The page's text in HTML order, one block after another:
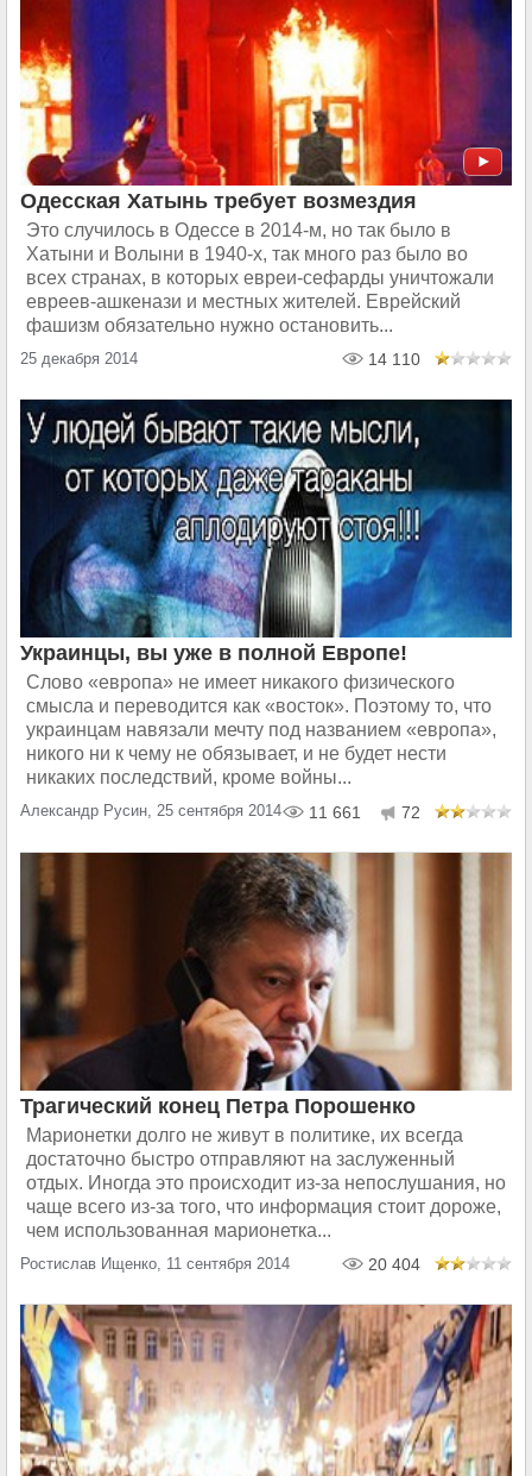
Одесская Хатынь требует возмездия
Это случилось в Одессе в 2014-м, но так было в
Хатыни и Волыни в 1940-х, так много раз было во
всех странах, в которых евреи-сефарды уничтожали
евреев-ашкенази и местных жителей. Еврейский
фашизм обязательно нужно остановить...
25 декабря 2014 14 110
Украинцы, вы уже в полной Европе!
Слово «европа» не имеет никакого физического
смысла и переводится как «восток». Поэтому то, что
украинцам навязали мечту под названием «европа»,
никого ни к чему не обязывает, и не будет нести
никаких последствий, кроме войны...
Александр Русин, 25 сентября 2014 11 661 72
Трагический конец Петра Порошенко
Марионетки долго не живут в политике, их всегда
достаточно быстро отправляют на заслуженный
отдых. Иногда это происходит из-за непослушания, но
чаще всего из-за того, что информация стоит дороже,
чем использованная марионетка...
Ростислав Ищенко, 11 сентября 2014 20 404